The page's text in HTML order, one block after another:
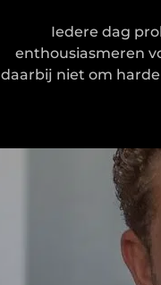
Iedere dag
enthousiasmeren
daarbij niet om